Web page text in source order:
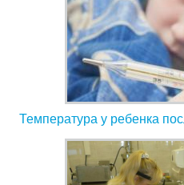
Температура у ребенка